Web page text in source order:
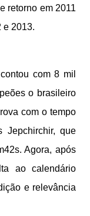
retorno em 2011
e 2013.
com 8 mil
o brasileiro
com o tempo
Jepchirchir, que
Agora, após
ao calendário
e relevância